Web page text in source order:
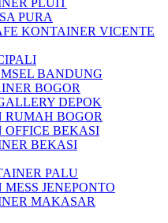
PLUIT
PURA
KONTAINER VICENTE
BANDUNG
BOGOR
DEPOK
BOGOR
BEKASI
BEKASI
PALU
JENEPONTO
MAKASAR